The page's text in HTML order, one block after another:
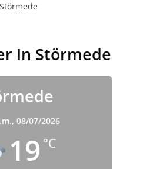
Störmede
In Störmede
08/07/2026
19 °C